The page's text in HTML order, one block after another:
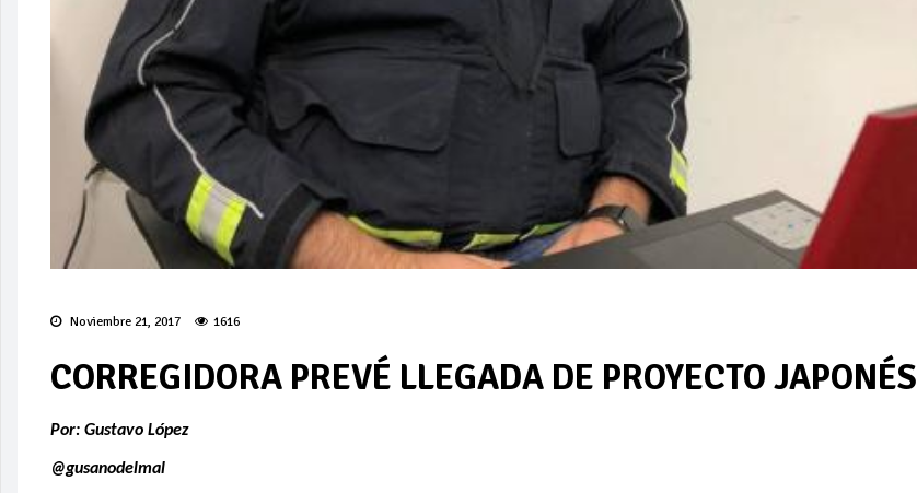
Noviembre 21, 2017 1616
CORREGIDORA PREVÉ LLEGADA DE PROYECTO JAPONÉS
Por: Gustavo López
@gusanodelmal